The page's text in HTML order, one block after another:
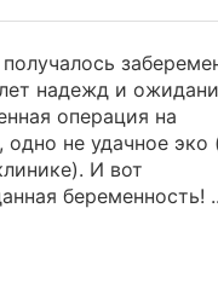
надежд и
операция на
одно не удачное эко
И вот
беременность!